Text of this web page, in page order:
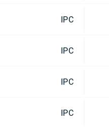
IPC
IPC
IPC
IPC